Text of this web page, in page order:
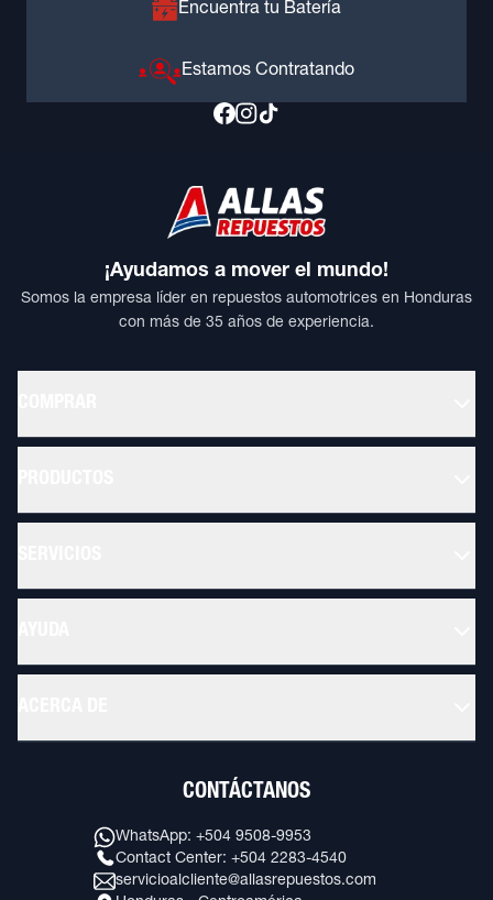
Encuentra tu Batería
Estamos Contratando
¡Ayudamos a mover el mundo!
Somos la empresa líder en repuestos automotrices en Honduras
con más de 35 años de experiencia.
CONTÁCTANOS
WhatsApp: +504 9508-9953
Contact Center: +504 2283-4540
servicioalcliente@allasrepuestos.com